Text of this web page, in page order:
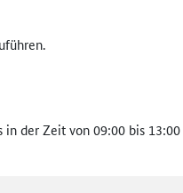
der Zeit von 09:00 bis